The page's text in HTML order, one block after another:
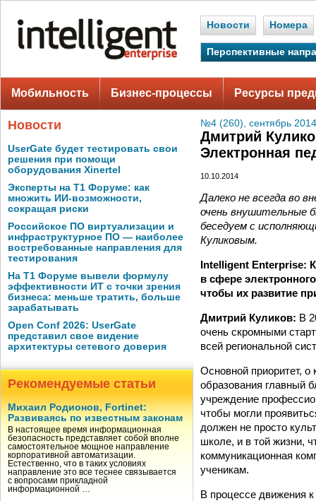
Новости Номера
Перспективные
Мобильность Бизнес-процессы Ресурсы
Новости
UserGate будет тестировать свои
решения при помощи
оборудования Xinertel
Эксперты на Т1 Форуме: как
множить ИИ-возможности,
сокращая риски
Российское ПО виртуализации и
инфраструктурное ПО — наиболее
востребованные направления для
тестирования
На Т1 Форуме вывели формулу
эффективности ИТ с точки зрения
бизнеса: меньше тратить, больше
зарабатывать
Open Conf 2026: UserGate
представил свое видение
архитектуры сетевого доверия
Рекомендуемые статьи
Михаил Родионов, Fortinet:
Развиваясь по известным законам
В настоящее время информационная
безопасность представляет собой вполне
самостоятельное мощное направление
корпоративной автоматизации.
Естественно, что в таких условиях
направление это все теснее связывается
с вопросами прикладной
информационной …
№4 (260), сентябрь
Дмитрий
Электронная
10.10.2014
Далеко не всегда во
очень внушительные
беседуем с
Куликовым.
Intelligent Enterprise:
в сфере
чтобы их развитие
Дмитрий Куликов: В
очень скромными
всей региональной
Основной приоритет, о
образования главный
учреждение
чтобы могли
должен не просто
школе, и в той жизни,
коммуникационная
ученикам.
В процессе движения